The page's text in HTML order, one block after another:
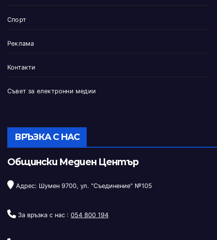
Спорт
Реклама
Контакти
Съвет за електронни медии
ВРЪЗКА С НАС
Общински Медиен Център
Адрес: Шумен 9700, ул. "Съединение" №105
За връзка с нас : 054 800 194